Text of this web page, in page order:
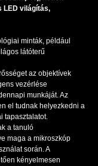
LED világítás,
minták, például
látóterű
az objektívek
vezérlése
munkáját. Az
el tudnak helyezkedni a
tapasztalatot.
a tanuló
maga a mikroszkóp
során. A
kényelmesen